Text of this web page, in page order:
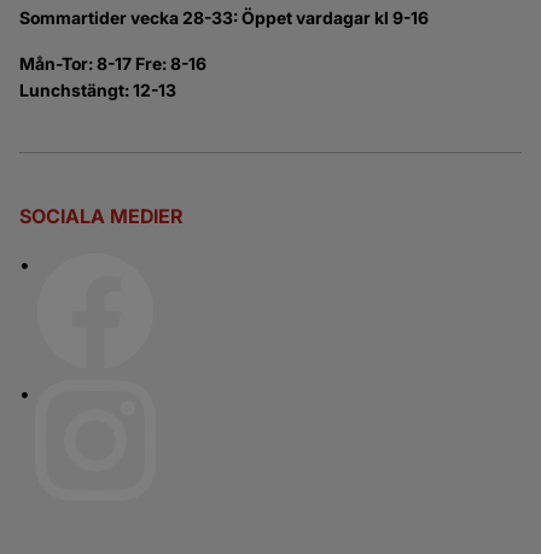
Sommartider vecka 28-33: Öppet vardagar kl 9-16
Mån-Tor: 8-17 Fre: 8-16
Lunchstängt: 12-13
SOCIALA MEDIER